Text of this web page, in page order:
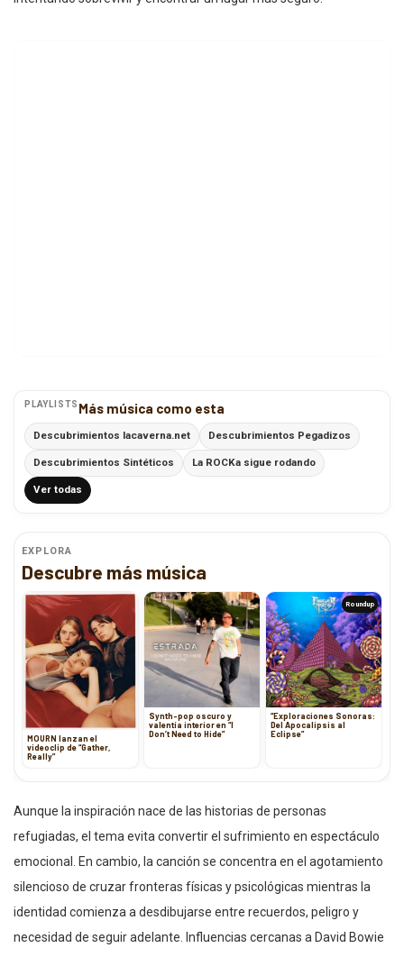
PLAYLISTS Más música como esta
Descubrimientos lacaverna.net Descubrimientos Pegadizos
Descubrimientos Sintéticos La ROCKa sigue rodando
Ver todas
EXPLORA
Descubre más música
MOURN lanzan el
videoclip de “Gather,
Really”
Synth-pop oscuro y
valentía interior en “I
Don’t Need to Hide”
Roundup
“Exploraciones Sonoras:
Del Apocalipsis al
Eclipse”
Aunque la inspiración nace de las historias de personas
refugiadas, el tema evita convertir el sufrimiento en espectáculo
emocional. En cambio, la canción se concentra en el agotamiento
silencioso de cruzar fronteras físicas y psicológicas mientras la
identidad comienza a desdibujarse entre recuerdos, peligro y
necesidad de seguir adelante. Influencias cercanas a David Bowie